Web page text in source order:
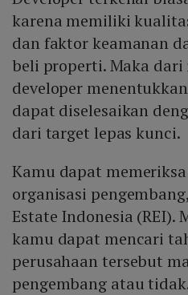
karena memiliki
dan faktor keamanan
beli properti. Maka
developer
dapat diselesaikan
dari target lepas kunci.
Kamu dapat
organisasi
Estate Indonesia (REI).
kamu dapat mencari
perusahaan tersebut
pengembang atau